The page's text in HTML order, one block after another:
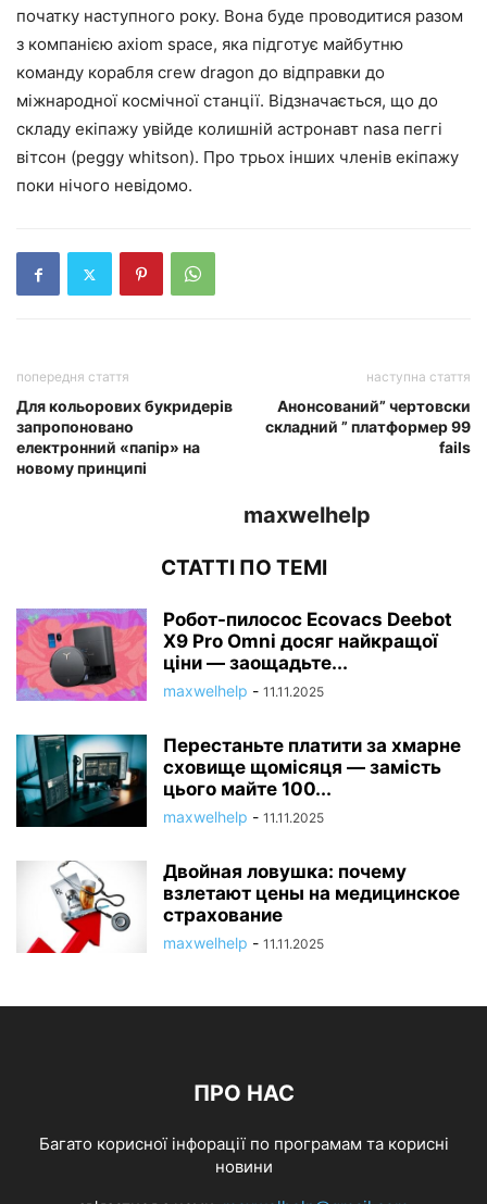
початку наступного року. Вона буде проводитися разом
з компанією axiom space, яка підготує майбутню
команду корабля crew dragon до відправки до
міжнародної космічної станції. Відзначається, що до
складу екіпажу увійде колишній астронавт nasa пеггі
вітсон (peggy whitson). Про трьох інших членів екіпажу
поки нічого невідомо.
попередня стаття
Для кольорових букридерів
запропоновано
електронний «папір» на
новому принципі
наступна стаття
Анонсований” чертовски
складний ” платформер 99
fails
maxwelhelp
СТАТТІ ПО ТЕМІ
Робот-пилосос Ecovacs Deebot
X9 Pro Omni досяг найкращої
ціни — заощадьте...
maxwelhelp - 11.11.2025
Перестаньте платити за хмарне
сховище щомісяця — замість
цього майте 100...
maxwelhelp - 11.11.2025
Двойная ловушка: почему
взлетают цены на медицинское
страхование
maxwelhelp - 11.11.2025
ПРО НАС
Багато корисної інфорації по програмам та корисні
новини